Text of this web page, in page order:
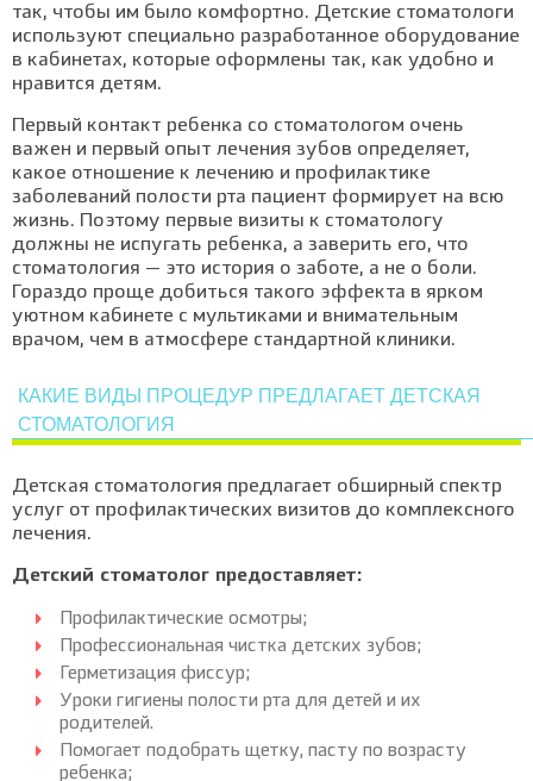
так, чтобы им было комфортно. Детские стоматологи
используют специально разработанное оборудование
в кабинетах, которые оформлены так, как удобно и
нравится детям.
Первый контакт ребенка со стоматологом очень
важен и первый опыт лечения зубов определяет,
какое отношение к лечению и профилактике
заболеваний полости рта пациент формирует на всю
жизнь. Поэтому первые визиты к стоматологу
должны не испугать ребенка, а заверить его, что
стоматология — это история о заботе, а не о боли.
Гораздо проще добиться такого эффекта в ярком
уютном кабинете с мультиками и внимательным
врачом, чем в атмосфере стандартной клиники.
КАКИЕ ВИДЫ ПРОЦЕДУР ПРЕДЛАГАЕТ ДЕТСКАЯ
СТОМАТОЛОГИЯ
Детская стоматология предлагает обширный спектр
услуг от профилактических визитов до комплексного
лечения.
Детский стоматолог предоставляет:
Профилактические осмотры;
Профессиональная чистка детских зубов;
Герметизация фиссур;
Уроки гигиены полости рта для детей и их
родителей.
Помогает подобрать щетку, пасту по возрасту
ребенка;